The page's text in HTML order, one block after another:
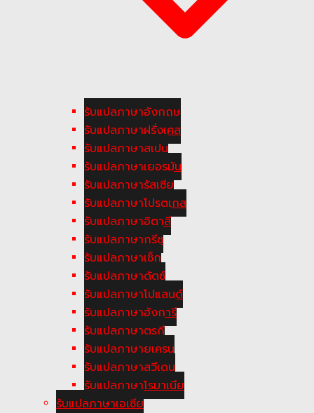
รับแปลภาษาอังกฤษ
รับแปลภาษาฝรั่งเศส
รับแปลภาษาสเปน
รับแปลภาษาเยอรมัน
รับแปลภาษารัสเซีย
รับแปลภาษาโปรตุเกส
รับแปลภาษาอิตาลี
รับแปลภาษากรีซ
รับแปลภาษาเช็ก
รับแปลภาษาดัตซ์
รับแปลภาษาโปแลนด์
รับแปลภาษาฮังการี
รับแปลภาษาตูรกี
รับแปลภาษายูเครน
รับแปลภาษาสวีเดน
รับแปลภาษาโรมาเนีย
รับแปลภาษาเอเซีย